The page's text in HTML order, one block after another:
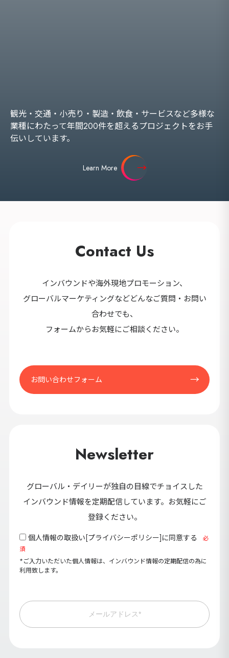
観光・交通・小売り・製造・飲食・サービスなど多様な
業種にわたって年間200件を超えるプロジェクトをお手
伝いしています。
Learn More
Contact Us
インバウンドや海外現地プロモーション、
グローバルマーケティングなどどんなご質問・お問い
合わせでも、
フォームからお気軽にご相談ください。
お問い合わせフォーム
Newsletter
グローバル・デイリーが独自の目線でチョイスした
インバウンド情報を定期配信しています。お気軽にご
登録ください。
個人情報の取扱い[プライバシーポリシー]に同意する
必
須
*ご入力いただいた個人情報は、インバウンド情報の定期配信の為に
利用致します。
メールアドレス*